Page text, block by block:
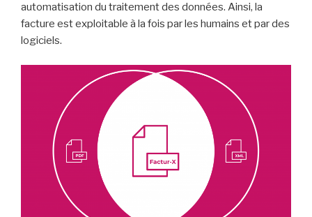
automatisation du traitement des données. Ainsi, la
facture est exploitable à la fois par les humains et par des
logiciels.